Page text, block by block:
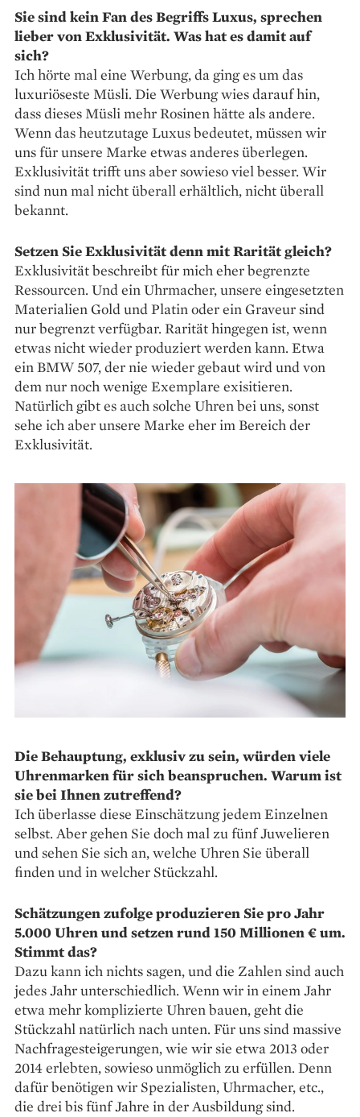
Sie sind kein Fan des Begriffs Luxus, sprechen
lieber von Exklusivität. Was hat es damit auf
sich?
Ich hörte mal eine Werbung, da ging es um das
luxuriöseste Müsli. Die Werbung wies darauf hin,
dass dieses Müsli mehr Rosinen hätte als andere.
Wenn das heutzutage Luxus bedeutet, müssen wir
uns für unsere Marke etwas anderes überlegen.
Exklusivität trifft uns aber sowieso viel besser. Wir
sind nun mal nicht überall erhältlich, nicht überall
bekannt.
Setzen Sie Exklusivität denn mit Rarität gleich?
Exklusivität beschreibt für mich eher begrenzte
Ressourcen. Und ein Uhrmacher, unsere eingesetzten
Materialien Gold und Platin oder ein Graveur sind
nur begrenzt verfügbar. Rarität hingegen ist, wenn
etwas nicht wieder produziert werden kann. Etwa
ein BMW 507, der nie wieder gebaut wird und von
dem nur noch wenige Exemplare exisitieren.
Natürlich gibt es auch solche Uhren bei uns, sonst
sehe ich aber unsere Marke eher im Bereich der
Exklusivität.
Die Behauptung, exklusiv zu sein, würden viele
Uhrenmarken für sich beanspruchen. Warum ist
sie bei Ihnen zutreffend?
Ich überlasse diese Einschätzung jedem Einzelnen
selbst. Aber gehen Sie doch mal zu fünf Juwelieren
und sehen Sie sich an, welche Uhren Sie überall
finden und in welcher Stückzahl.
Schätzungen zufolge produzieren Sie pro Jahr
5.000 Uhren und setzen rund 150 Millionen € um.
Stimmt das?
Dazu kann ich nichts sagen, und die Zahlen sind auch
jedes Jahr unterschiedlich. Wenn wir in einem Jahr
etwa mehr komplizierte Uhren bauen, geht die
Stückzahl natürlich nach unten. Für uns sind massive
Nachfragesteigerungen, wie wir sie etwa 2013 oder
2014 erlebten, sowieso unmöglich zu erfüllen. Denn
dafür benötigen wir Spezialisten, Uhrmacher, etc.,
die drei bis fünf Jahre in der Ausbildung sind.